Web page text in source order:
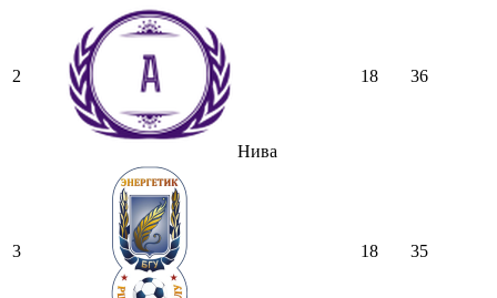
2
Нива
18 36
3 18 35